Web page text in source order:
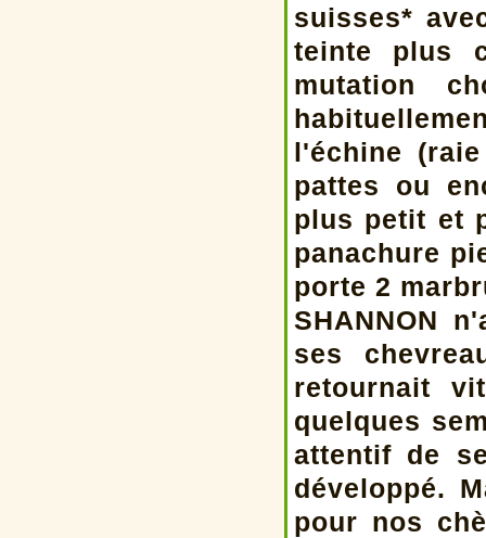
suisses*
teinte plus
mutation
l'échine
pattes ou
plus petit et
panachure
porte 2
SHANNON
ses
retournait
quelques
attentif de
développé.
pour nos